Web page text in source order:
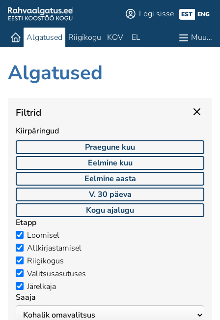
Logi sisse EST ENG
Algatused Riigikogu KOV EL Muu…
Algatused
Filtrid
Kiirpäringud
Praegune kuu
Eelmine kuu
Eelmine aasta
V. 30 päeva
Kogu ajalugu
Etapp
Loomisel
Allkirjastamisel
Riigikogus
Valitsusasutuses
Järelkaja
Saaja